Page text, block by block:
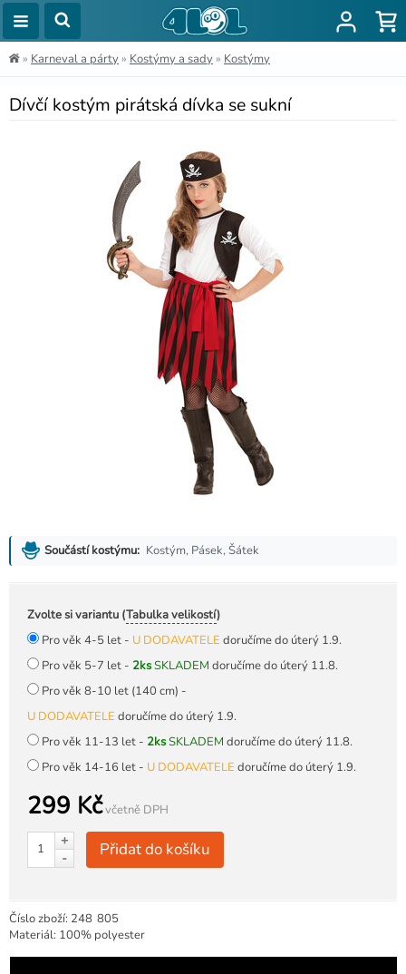
» Karneval a párty » Kostýmy a sady » Kostýmy
Dívčí kostým pirátská dívka se sukní
Součástí kostýmu: Kostým, Pásek, Šátek
Zvolte si variantu (Tabulka velikostí)
Pro věk 4-5 let - U DODAVATELE doručíme do úterý 1.9.
Pro věk 5-7 let - 2ksSKLADEM doručíme do úterý 11.8.
Pro věk 8-10 let (140 cm) -
U DODAVATELE doručíme do úterý 1.9.
Pro věk 11-13 let - 2ksSKLADEM doručíme do úterý 11.8.
Pro věk 14-16 let - U DODAVATELE doručíme do úterý 1.9.
299 Kčvčetně DPH
+
-
Přidat do košíku
Číslo zboží: 248 805
Materiál: 100% polyester